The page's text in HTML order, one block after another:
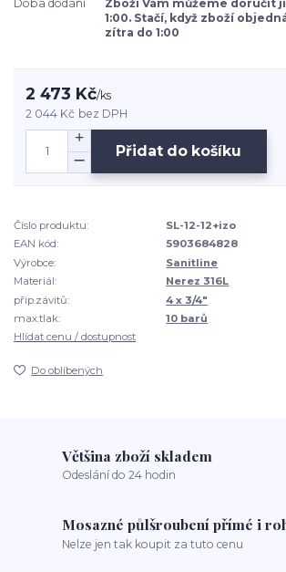
Doba dodání
Zboží Vám můžeme doručit
1:00. Stačí, když zboží
zítra do 1:00
2 473 Kč/ks
2 044 Kč bez DPH
Přidat do košíku
Číslo produktu:
SL-12-12+izo
EAN kód:
5903684828
Výrobce:
Sanitline
Materiál:
Nerez 316L
přip.závitů:
4 x 3/4"
max.tlak:
10 barů
Hlídat cenu / dostupnost
Do oblíbených
Většina zboží skladem
Odeslání do 24 hodin
Mosazné půlšroubení přímé i
Nelze jen tak koupit za tuto cenu